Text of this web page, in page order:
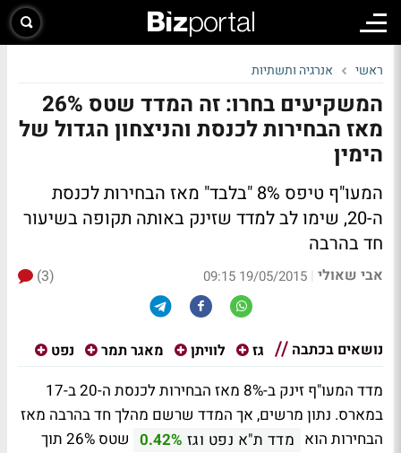
ראשי אנרגיה ותשתיות
המשקיעים בחרו: זה המדד שטס 26%
מאז הבחירות לכנסת והניצחון הגדול של
הימין
המעו"ף טיפס 8% "בלבד" מאז הבחירות לכנסת
ה-20, שימו לב למדד שזינק באותה תקופה בשיעור
חד בהרבה
אבי שאולי |
19/05/2015 09:15
(3)
נושאים בכתבה גז לוויתן מאגר תמר נפט
מדד המעו"ף זינק ב-8% מאז הבחירות לכנסת ה-20 ב-17
במארס. נתון מרשים, אך המדד שרשם מהלך חד בהרבה מאז
הבחירות הוא מדד ת"א נפט וגז 0.42%
שטס 26% תוך